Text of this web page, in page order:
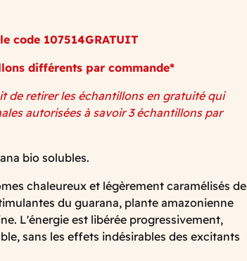
code 107514GRATUIT
différents par commande*
de retirer les échantillons en gratuité qui
autorisées à savoir 3 échantillons par
bio solubles.
chaleureux et légèrement caramélisés de
du guarana, plante amazonienne
L'énergie est libérée progressivement,
sans les effets indésirables des excitants